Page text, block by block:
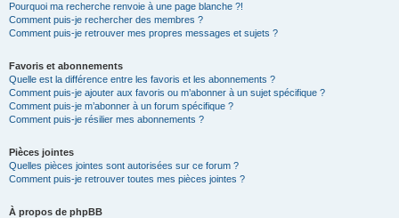
Pourquoi ma recherche renvoie à une page blanche ?!
Comment puis-je rechercher des membres ?
Comment puis-je retrouver mes propres messages et sujets ?
Favoris et abonnements
Quelle est la différence entre les favoris et les abonnements ?
Comment puis-je ajouter aux favoris ou m’abonner à un sujet spécifique ?
Comment puis-je m’abonner à un forum spécifique ?
Comment puis-je résilier mes abonnements ?
Pièces jointes
Quelles pièces jointes sont autorisées sur ce forum ?
Comment puis-je retrouver toutes mes pièces jointes ?
À propos de phpBB